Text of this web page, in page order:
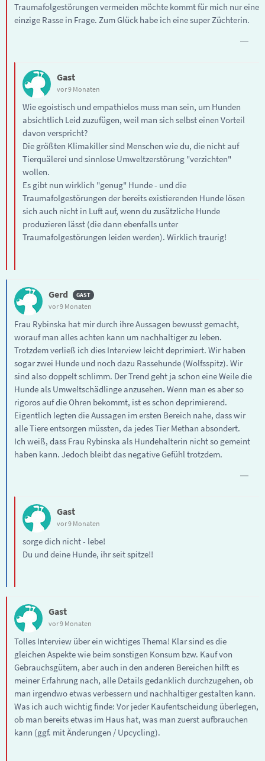
Traumafolgestörungen vermeiden möchte kommt für mich nur eine
einzige Rasse in Frage. Zum Glück habe ich eine super Züchterin.
Gast
vor 9 Monaten
Wie egoistisch und empathielos muss man sein, um Hunden
absichtlich Leid zuzufügen, weil man sich selbst einen Vorteil
davon verspricht?
Die größten Klimakiller sind Menschen wie du, die nicht auf
Tierquälerei und sinnlose Umweltzerstörung "verzichten"
wollen.
Es gibt nun wirklich "genug" Hunde - und die
Traumafolgestörungen der bereits existierenden Hunde lösen
sich auch nicht in Luft auf, wenn du zusätzliche Hunde
produzieren lässt (die dann ebenfalls unter
Traumafolgestörungen leiden werden). Wirklich traurig!
Gerd
vor 9 Monaten
Frau Rybinska hat mir durch ihre Aussagen bewusst gemacht,
worauf man alles achten kann um nachhaltiger zu leben.
Trotzdem verließ ich dies Interview leicht deprimiert. Wir haben
sogar zwei Hunde und noch dazu Rassehunde (Wolfsspitz). Wir
sind also doppelt schlimm. Der Trend geht ja schon eine Weile die
Hunde als Umweltschädlinge anzusehen. Wenn man es aber so
rigoros auf die Ohren bekommt, ist es schon deprimierend.
Eigentlich legten die Aussagen im ersten Bereich nahe, dass wir
alle Tiere entsorgen müssten, da jedes Tier Methan absondert.
Ich weiß, dass Frau Rybinska als Hundehalterin nicht so gemeint
haben kann. Jedoch bleibt das negative Gefühl trotzdem.
Gast
vor 9 Monaten
sorge dich nicht - lebe!
Du und deine Hunde, ihr seit spitze!!
Gast
vor 9 Monaten
Tolles Interview über ein wichtiges Thema! Klar sind es die
gleichen Aspekte wie beim sonstigen Konsum bzw. Kauf von
Gebrauchsgütern, aber auch in den anderen Bereichen hilft es
meiner Erfahrung nach, alle Details gedanklich durchzugehen, ob
man irgendwo etwas verbessern und nachhaltiger gestalten kann.
Was ich auch wichtig finde: Vor jeder Kaufentscheidung überlegen,
ob man bereits etwas im Haus hat, was man zuerst aufbrauchen
kann (ggf. mit Änderungen / Upcycling).